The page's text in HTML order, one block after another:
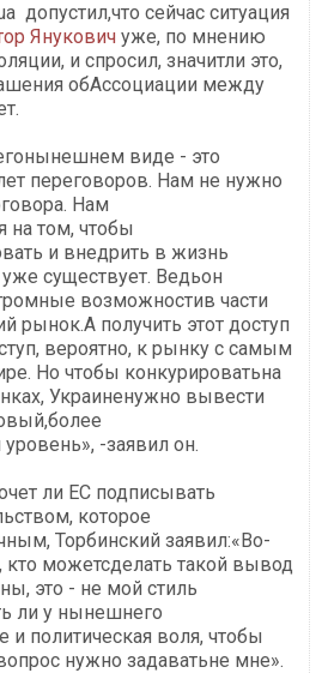
допустил,что сейчас ситуация
Янукович уже, по мнению
и спросил, значитли это,
обАссоциации между
виде - это
переговоров. Нам не нужно
Нам
на том, чтобы
и внедрить в жизнь
существует. Ведьон
возможностив части
рынок.А получить этот доступ
вероятно, к рынку с самым
Но чтобы конкурироватьна
Украиненужно вывести
-заявил он.
ли ЕС подписывать
которое
Торбинский заявил:«Во-
можетсделать такой вывод
это - не мой стиль
ли у нынешнего
и политическая воля, чтобы
нужно задаватьне мне».